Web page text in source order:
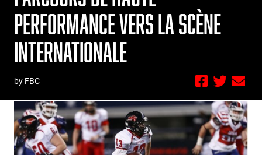
PERFORMANCE VERS LA SCÈNE
INTERNATIONALE
by FBC